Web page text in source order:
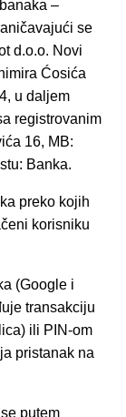
–
se
d.o.o. Novi
Ćosića
u daljem
registrovanim
16, MB:
Banka.
preko kojih
korisniku
(Google i
transakciju
ili PIN-om
pristanak na
putem